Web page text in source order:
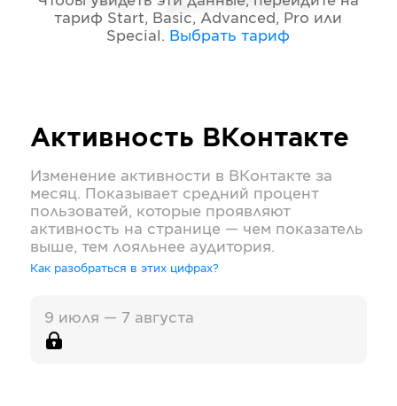
тариф Start, Basic, Advanced, Pro или
Special . Выбрать тариф
Активность ВКонтакте
Изменение активности в ВКонтакте за
месяц. Показывает средний процент
пользоватей, которые проявляют
активность на странице — чем показатель
выше, тем лояльнее аудитория.
Как разобраться в этих цифрах?
9 июля — 7 августа